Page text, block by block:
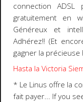
connection ADSL
gratuitement en
Généreux et
Adhérez!! (Et
gagner la précieuse
Hasta la Victoria
* Le Linus offre la
fait payer... If you